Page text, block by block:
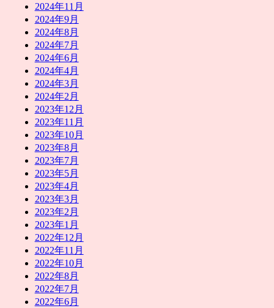
2024年11月
2024年9月
2024年8月
2024年7月
2024年6月
2024年4月
2024年3月
2024年2月
2023年12月
2023年11月
2023年10月
2023年8月
2023年7月
2023年5月
2023年4月
2023年3月
2023年2月
2023年1月
2022年12月
2022年11月
2022年10月
2022年8月
2022年7月
2022年6月